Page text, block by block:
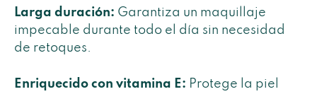
Larga duración: Garantiza un maquillaje
impecable durante todo el día sin necesidad
de retoques.
Enriquecido con vitamina E: Protege la piel